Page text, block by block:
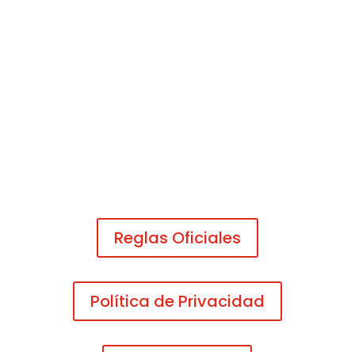
Reglas Oficiales
Política de Privacidad